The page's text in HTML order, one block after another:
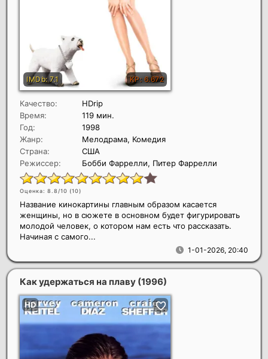
Качество:
HDrip
Время:
119 мин.
Год:
1998
Жанр:
Мелодрама, Комедия
Страна:
США
Режиссер:
Бобби Фаррелли, Питер Фаррелли
Оценка: 8.8/10 (10)
1-01-2026, 20:40
Название кинокартины главным образом касается
женщины, но в сюжете в основном будет фигурировать
молодой человек, о котором нам есть что рассказать.
Начиная с самого...
Как удержаться на плаву (1996)